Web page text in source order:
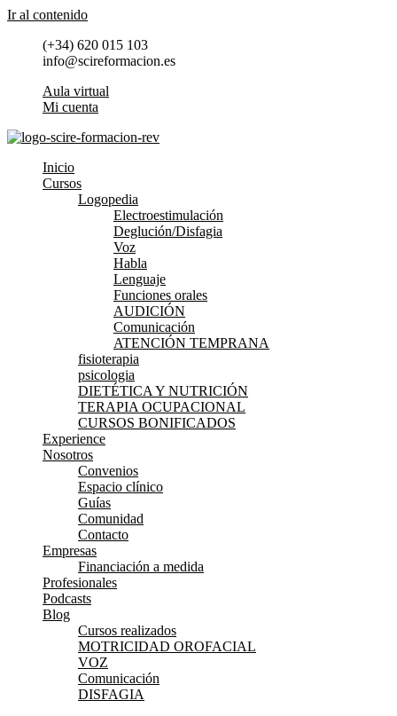
Ir al contenido
(+34) 620 015 103
info@scireformacion.es
Aula virtual
Mi cuenta
Inicio
Cursos
Logopedia
Electroestimulación
Deglución/Disfagia
Voz
Habla
Lenguaje
Funciones orales
AUDICIÓN
Comunicación
ATENCIÓN TEMPRANA
fisioterapia
psicologia
DIETÉTICA Y NUTRICIÓN
TERAPIA OCUPACIONAL
CURSOS BONIFICADOS
Experience
Nosotros
Convenios
Espacio clínico
Guías
Comunidad
Contacto
Empresas
Financiación a medida
Profesionales
Podcasts
Blog
Cursos realizados
MOTRICIDAD OROFACIAL
VOZ
Comunicación
DISFAGIA